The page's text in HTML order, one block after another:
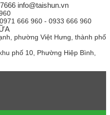
info@taishun.vn
666 960 - 0933 666 960
phường Việt Hưng, thành phố
phố 10, Phường Hiệp Bình,